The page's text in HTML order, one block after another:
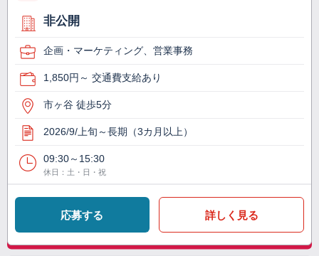
非公開
企画・マーケティング、営業事務
1,850円～ 交通費支給あり
市ヶ谷 徒歩5分
2026/9/上旬～長期（3カ月以上）
09:30～15:30
休日：土・日・祝
応募する 詳しく見る